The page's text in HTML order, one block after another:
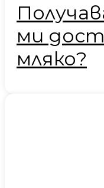
ми
мляко?